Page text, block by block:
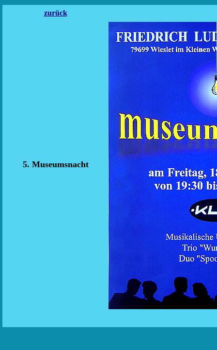
zurück
5. Museumsnacht